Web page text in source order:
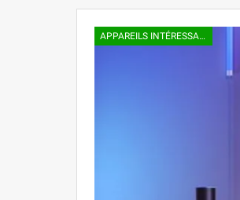
APPAREILS INTÉRESSANTS